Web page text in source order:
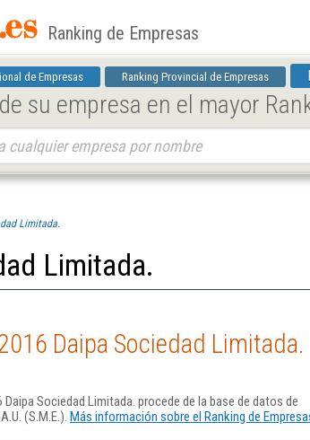
Ranking de Empresas
de Empresas Ranking Provincial de Empresas
su empresa en el mayor
Limitada.
Limitada.
Daipa Sociedad Limitada.
Sociedad Limitada. procede de la base de datos de
(S.M.E.). Más información sobre el Ranking de